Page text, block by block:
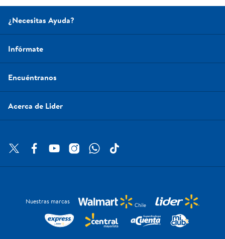
¿Necesitas Ayuda?
Infórmate
Encuéntranos
Acerca de Lider
Nuestras marcas